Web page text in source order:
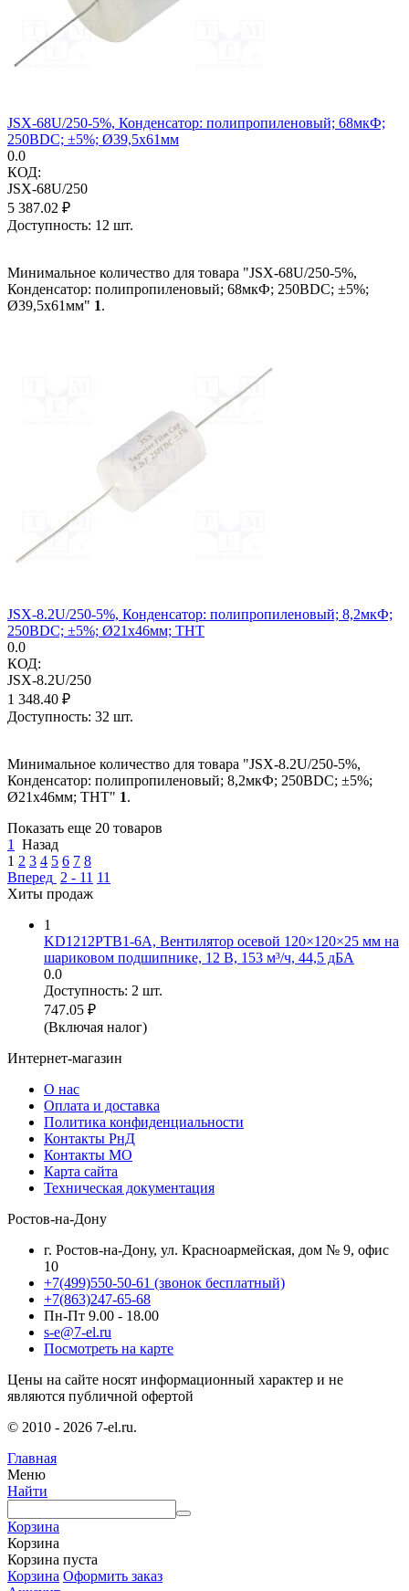
JSX-68U/250-5%, Конденсатор: полипропиленовый; 68мкФ;
250ВDC; ±5%; Ø39,5x61мм
0.0
КОД:
JSX-68U/250
5 387.02 ₽
Доступность: 12 шт.
Минимальное количество для товара "JSX-68U/250-5%,
Конденсатор: полипропиленовый; 68мкФ; 250ВDC; ±5%;
Ø39,5x61мм" 1.
JSX-8.2U/250-5%, Конденсатор: полипропиленовый; 8,2мкФ;
250ВDC; ±5%; Ø21x46мм; THT
0.0
КОД:
JSX-8.2U/250
1 348.40 ₽
Доступность: 32 шт.
Минимальное количество для товара "JSX-8.2U/250-5%,
Конденсатор: полипропиленовый; 8,2мкФ; 250ВDC; ±5%;
Ø21x46мм; THT" 1.
Показать еще 20 товаров
1
Назад
1 2 3 4 5 6 7 8
Вперед 2 - 11 11
Хиты продаж
1
KD1212PTB1-6A, Вентилятор осевой 120×120×25 мм на
шариковом подшипнике, 12 В, 153 м³/ч, 44,5 дБА
0.0
Доступность: 2 шт.
747.05 ₽
(Включая налог)
Интернет-магазин
О нас
Оплата и доставка
Политика конфиденциальности
Контакты РнД
Контакты МО
Карта сайта
Техническая документация
Ростов-на-Дону
г. Ростов-на-Дону, ул. Красноармейская, дом № 9, офис
10
+7(499)550-50-61 (звонок бесплатный)
+7(863)247-65-68
Пн-Пт 9.00 - 18.00
s-e@7-el.ru
Посмотреть на карте
Цены на сайте носят информационный характер и не
являются публичной офертой
© 2010 - 2026 7-el.ru.
Главная
Меню
Найти
Корзина
Корзина
Корзина пуста
Корзина Оформить заказ